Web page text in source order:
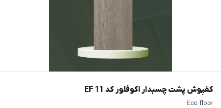
کفپوش پشت چسبدار اکوفلور کد EF 11
Eco floor